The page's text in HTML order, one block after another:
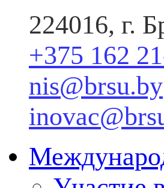
224016, г.
+375 162
nis@brsu.by